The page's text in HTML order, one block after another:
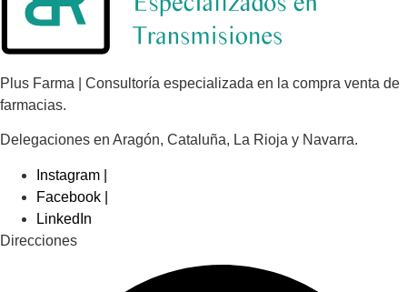
Plus Farma | Consultoría especializada en la compra venta de
farmacias.
Delegaciones en Aragón, Cataluña, La Rioja y Navarra.
Instagram |
Facebook |
LinkedIn
Direcciones